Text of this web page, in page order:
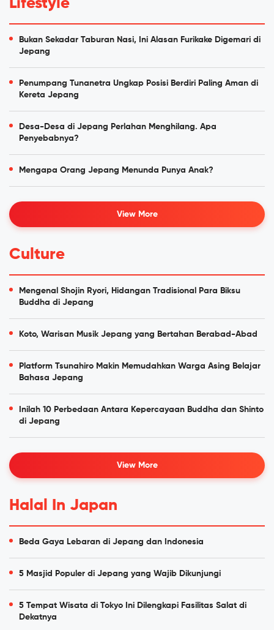
Lifestyle
Bukan Sekadar Taburan Nasi, Ini Alasan Furikake Digemari di
Jepang
Penumpang Tunanetra Ungkap Posisi Berdiri Paling Aman di
Kereta Jepang
Desa-Desa di Jepang Perlahan Menghilang. Apa
Penyebabnya?
Mengapa Orang Jepang Menunda Punya Anak?
View More
Culture
Mengenal Shojin Ryori, Hidangan Tradisional Para Biksu
Buddha di Jepang
Koto, Warisan Musik Jepang yang Bertahan Berabad-Abad
Platform Tsunahiro Makin Memudahkan Warga Asing Belajar
Bahasa Jepang
Inilah 10 Perbedaan Antara Kepercayaan Buddha dan Shinto
di Jepang
View More
Halal In Japan
Beda Gaya Lebaran di Jepang dan Indonesia
5 Masjid Populer di Jepang yang Wajib Dikunjungi
5 Tempat Wisata di Tokyo Ini Dilengkapi Fasilitas Salat di
Dekatnya